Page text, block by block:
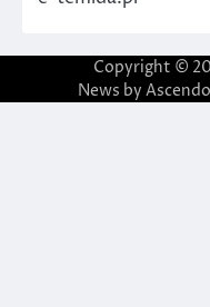
Copyright ©
News by